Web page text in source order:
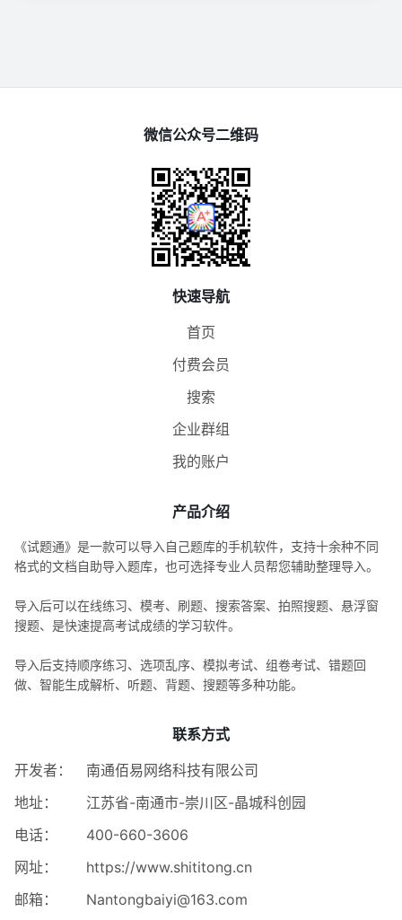
微信公众号二维码
快速导航
首页
付费会员
搜索
企业群组
我的账户
产品介绍
《试题通》是一款可以导入自己题库的手机软件，支持十余种不同
格式的文档自助导入题库，也可选择专业人员帮您辅助整理导入。
导入后可以在线练习、模考、刷题、搜索答案、拍照搜题、悬浮窗
搜题、是快速提高考试成绩的学习软件。
导入后支持顺序练习、选项乱序、模拟考试、组卷考试、错题回
做、智能生成解析、听题、背题、搜题等多种功能。
联系方式
开发者：
南通佰易网络科技有限公司
地址：
江苏省-南通市-崇川区-晶城科创园
电话：
400-660-3606
网址：
https://www.shititong.cn
邮箱：
Nantongbaiyi@163.com